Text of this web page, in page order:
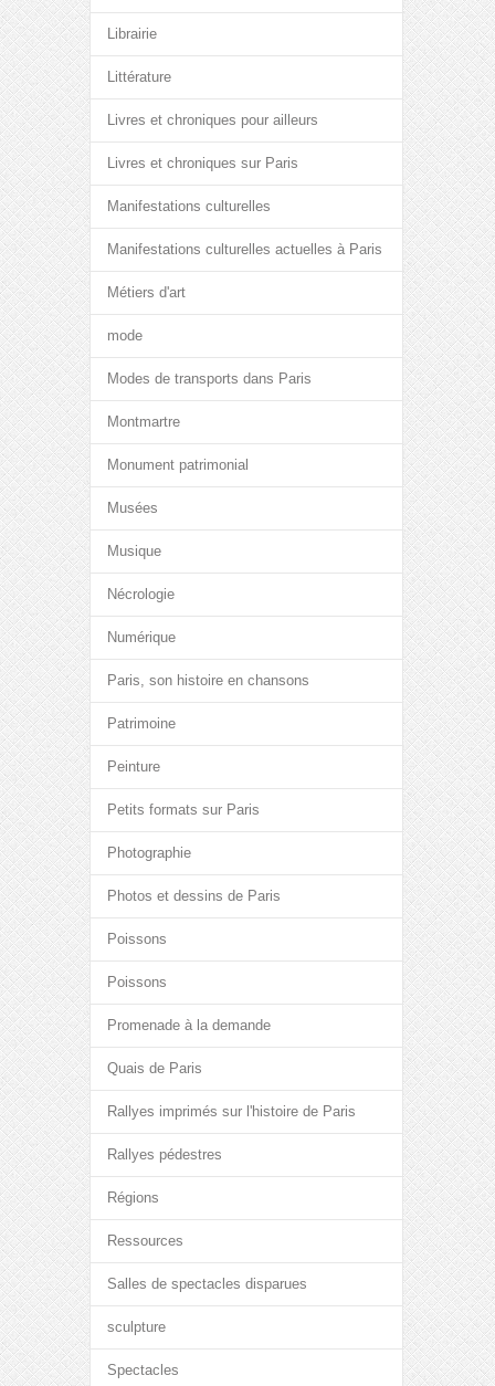
Librairie
Littérature
Livres et chroniques pour ailleurs
Livres et chroniques sur Paris
Manifestations culturelles
Manifestations culturelles actuelles à Paris
Métiers d'art
mode
Modes de transports dans Paris
Montmartre
Monument patrimonial
Musées
Musique
Nécrologie
Numérique
Paris, son histoire en chansons
Patrimoine
Peinture
Petits formats sur Paris
Photographie
Photos et dessins de Paris
Poissons
Poissons
Promenade à la demande
Quais de Paris
Rallyes imprimés sur l'histoire de Paris
Rallyes pédestres
Régions
Ressources
Salles de spectacles disparues
sculpture
Spectacles